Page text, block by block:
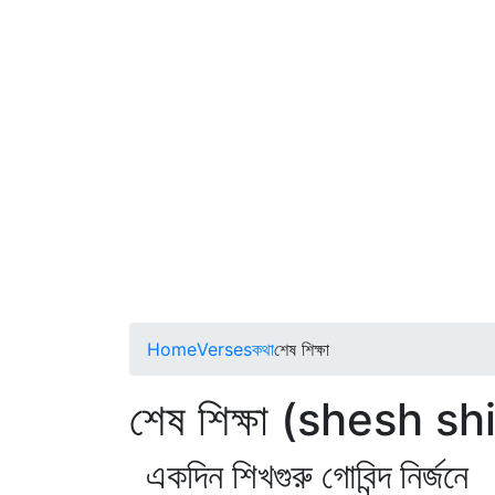
HomeVersesকথাশেষ শিক্ষা
শেষ শিক্ষা (shesh
একদিন শিখগুরু গোবিন্দ নির্জনে